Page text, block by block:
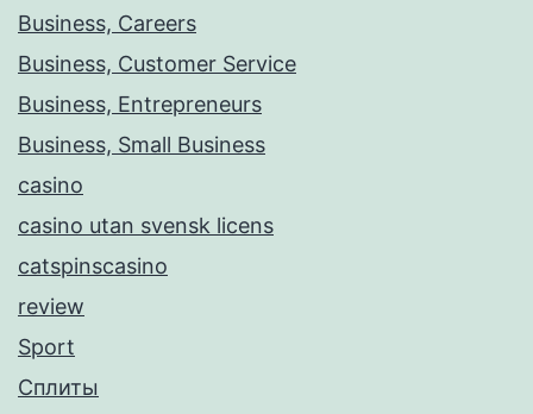
Business, Careers
Business, Customer Service
Business, Entrepreneurs
Business, Small Business
casino
casino utan svensk licens
catspinscasino
review
Sport
Сплиты